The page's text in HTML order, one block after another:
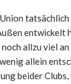
entwickelt
noch allzu viel
allein
beider Clubs,